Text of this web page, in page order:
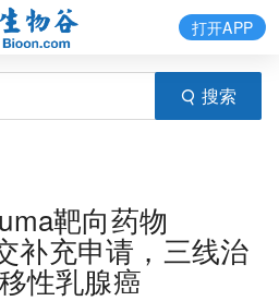
搜索
打开APP
靶向药物
补充申请，三线治
性乳腺癌